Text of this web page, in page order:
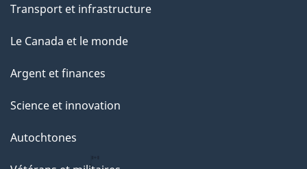
Transport et infrastructure
Le Canada et le monde
Argent et finances
Science et innovation
Autochtones